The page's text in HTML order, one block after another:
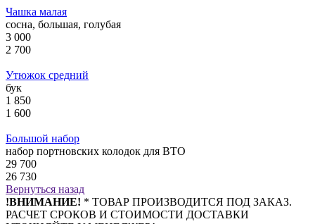
Чашка малая
сосна, большая, голубая
3 000
2 700
Утюжок средний
бук
1 850
1 600
Большой набор
набор портновских колодок для ВТО
29 700
26 730
Вернуться назад
!ВНИМАНИЕ! * ТОВАР ПРОИЗВОДИТСЯ ПОД ЗАКАЗ.
РАСЧЕТ СРОКОВ И СТОИМОСТИ ДОСТАВКИ